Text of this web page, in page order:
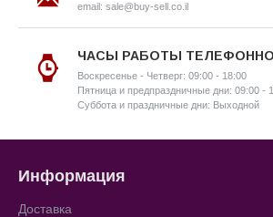
email: sale@buy-sell.co.il
ЧАСЫ РАБОТЫ
Воскресенье - Четверг: 09:00 - 18:00
Пятница и предпраздничные дни: 09:00 -
Суббота и праздничные дни: Выходной
Информация
Доставка